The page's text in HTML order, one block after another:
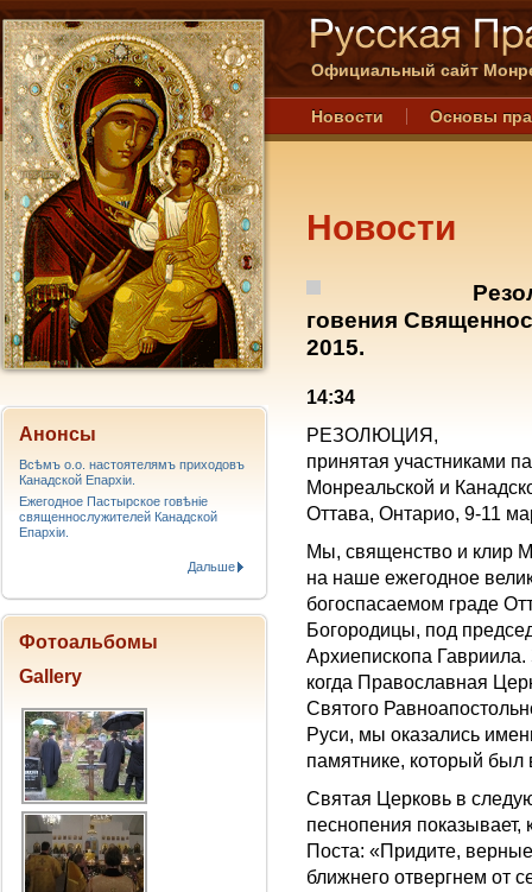
Официальный сайт
Новости Основы
Новости
говения
2015.
14:34
РЕЗОЛЮЦИЯ,
принятая участниками
Монреальской и
Оттава, Онтарио, 9-11
Мы, священство и клир
на наше ежегодное
богоспасаемом граде
Богородицы, под
Архиепископа
когда Православная
Святого
Руси, мы оказались
памятнике, который
Святая Церковь в
песнопения показывает,
Поста: «Придите,
ближнего отвергнем от
Анонсы
Всѣмъ о.о. настоятелямъ приходовъ
Канадской Епархiи.
Ежегодное Пастырское говѣніе
священнослужителей Канадской
Епархіи.
Дальше
Фотоальбомы
Gallery